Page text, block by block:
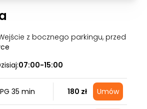
Wejście z bocznego parkingu, przed
07:00-15:00
35 min 180 zł Umów